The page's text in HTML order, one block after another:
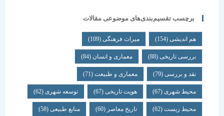
برچسب تقسیم‌بندی‌های موضوعی مقالات
هم اندیشی (154) میراث فرهنگی (109)
بررسی تاریخی (88) معماری و انسان (84)
نقد و بررسی (79) معماری و طبیعت (71)
محیط شهری(67) هویت تاریخی(67) توسعه شهری(62)
محیط زیست(62) تاریخ معاصر(60) منابع طبیعی(58)